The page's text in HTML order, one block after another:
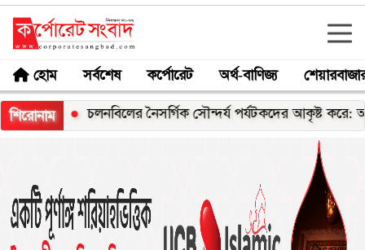
হোম সর্বশেষ কর্পোরেট অর্থ-বাণিজ্য
শিরোনামচলনবিলের নৈসর্গিক সৌন্দর্য পর্যটকদের আকৃষ্ট করে: আফরোজা